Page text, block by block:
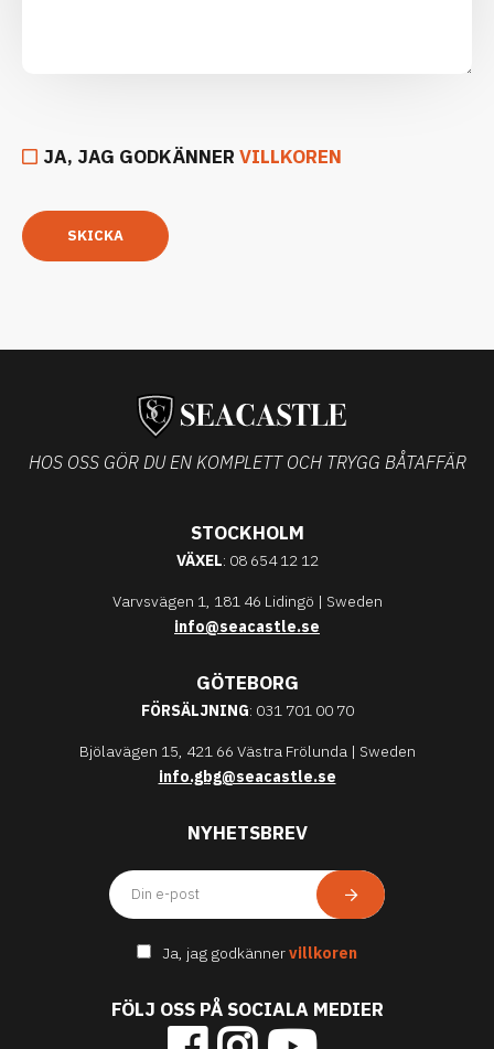
JA, JAG GODKÄNNER VILLKOREN
SKICKA
HOS OSS GÖR DU EN KOMPLETT OCH TRYGG BÅTAFFÄR
STOCKHOLM
VÄXEL: 08 654 12 12
Varvsvägen 1, 181 46 Lidingö | Sweden
info@seacastle.se
GÖTEBORG
FÖRSÄLJNING: 031 701 00 70
Bjölavägen 15, 421 66 Västra Frölunda | Sweden
info.gbg@seacastle.se
NYHETSBREV
Ja, jag godkännervillkoren
FÖLJ OSS PÅ SOCIALA MEDIER